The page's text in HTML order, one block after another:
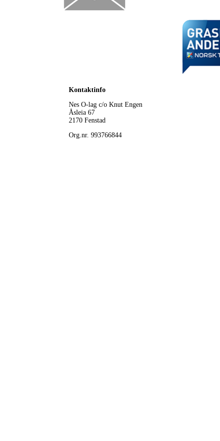
Kontaktinfo
Nes O-lag c/o Knut Engen
Åsleia 67
2170 Fenstad
Org.nr. 993766844